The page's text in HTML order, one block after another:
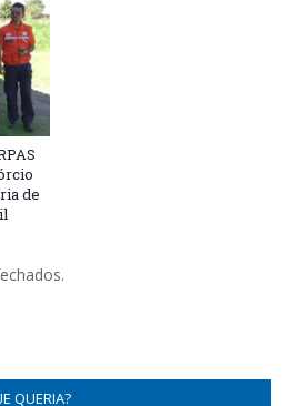
de
QUERIA?